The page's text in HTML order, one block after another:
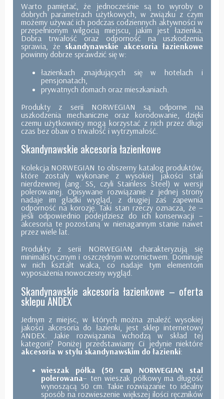
Warto pamiętać, że jednocześnie są to wyroby o
dobrych parametrach użytkowych, w związku z czym
możemy używać ich podczas codziennych aktywności w
przepełnionym wilgocią miejscu, jakim jest łazienka.
Dobra trwałość oraz odporność na uszkodzenia
sprawia, że skandynawskie akcesoria łazienkowe
powinny dobrze sprawdzić się w:
łazienkach znajdujących się w hotelach i
pensjonatach,
prywatnych domach oraz mieszkaniach.
Produkty z serii NORWEGIAN są odporne na
uszkodzenia mechaniczne oraz korodowanie, dzięki
czemu użytkownicy mogą korzystać z nich przez długi
czas bez obaw o trwałość i wytrzymałość.
Skandynawskie akcesoria łazienkowe
Kolekcja NORWEGIAN to obszerny katalog produktów,
które zostały wykonane z wysokiej jakości stali
nierdzewnej (ang. SS, czyli Stainless Steel) w wersji
polerowanej. Opisywane rozwiązanie z jednej strony
nadaje im gładki wygląd, z drugiej zaś zapewnia
odporność na korozję. Taki stan rzeczy oznacza, że –
jeśli odpowiednio podejdziesz do ich konserwacji –
akcesoria te pozostaną w nienagannym stanie nawet
przez wiele lat.
Produkty z serii NORWEGIAN charakteryzują się
minimalistycznym i oszczędnym wzornictwem. Dominuje
w nich kształt walca, co nadaje tym elementom
wyposażenia nowoczesny wygląd.
Skandynawskie akcesoria łazienkowe – oferta
sklepu ANDEX
Jednym z miejsc, w których można znaleźć wysokiej
jakości akcesoria do łazienki, jest sklep internetowy
ANDEX. Jakie rozwiązania wchodzą w skład tej
kategorii? Poniżej przedstawiamy Ci jedynie niektóre
akcesoria w stylu skandynawskim do łazienki:
wieszak półka (50 cm) NORWEGIAN stal
polerowana– ten wieszak półkowy ma długość
wynoszącą 50 cm. Takie rozwiązanie to idealny
sposób na rozwieszenie większej ilości ręczników